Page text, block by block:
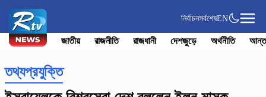
নির্বাচনসর্বশেষEN
জাতীয় রাজনীতি রাজধানী দেশজুড়ে অর্থনীতি
তথ্যপ্রযুক্তি